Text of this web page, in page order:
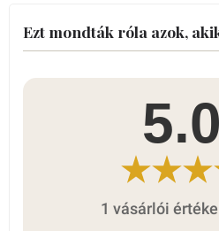
Ezt mondták róla azok,
1 vásárlói